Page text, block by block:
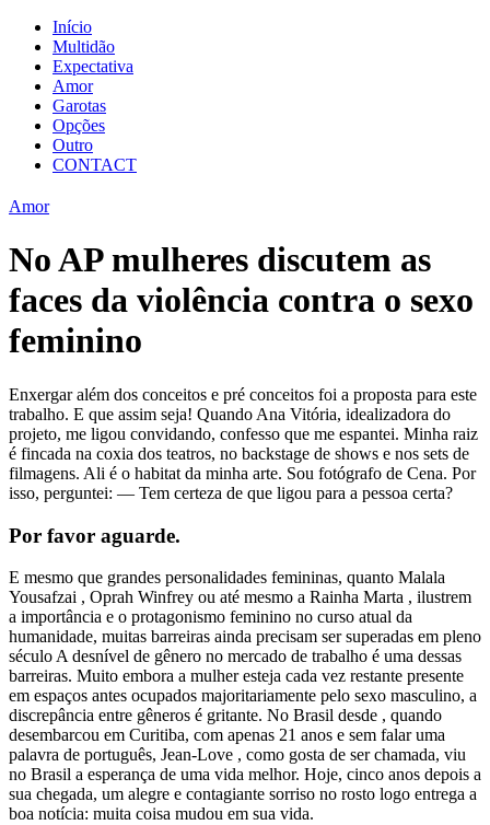
Início
Multidão
Expectativa
Amor
Garotas
Opções
Outro
CONTACT
Amor
No AP mulheres discutem as
faces da violência contra o sexo
feminino
Enxergar além dos conceitos e pré conceitos foi a proposta para este
trabalho. E que assim seja! Quando Ana Vitória, idealizadora do
projeto, me ligou convidando, confesso que me espantei. Minha raiz
é fincada na coxia dos teatros, no backstage de shows e nos sets de
filmagens. Ali é o habitat da minha arte. Sou fotógrafo de Cena. Por
isso, perguntei: — Tem certeza de que ligou para a pessoa certa?
Por favor aguarde.
E mesmo que grandes personalidades femininas, quanto Malala
Yousafzai , Oprah Winfrey ou até mesmo a Rainha Marta , ilustrem
a importância e o protagonismo feminino no curso atual da
humanidade, muitas barreiras ainda precisam ser superadas em pleno
século A desnível de gênero no mercado de trabalho é uma dessas
barreiras. Muito embora a mulher esteja cada vez restante presente
em espaços antes ocupados majoritariamente pelo sexo masculino, a
discrepância entre gêneros é gritante. No Brasil desde , quando
desembarcou em Curitiba, com apenas 21 anos e sem falar uma
palavra de português, Jean-Love , como gosta de ser chamada, viu
no Brasil a esperança de uma vida melhor. Hoje, cinco anos depois a
sua chegada, um alegre e contagiante sorriso no rosto logo entrega a
boa notícia: muita coisa mudou em sua vida.